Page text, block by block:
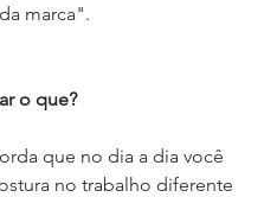
marca".
o que?
no trabalho diferente